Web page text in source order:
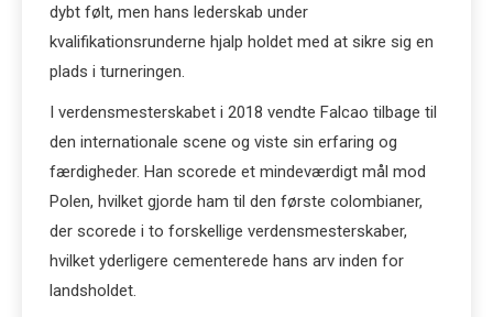
dybt følt, men hans lederskab under
kvalifikationsrunderne hjalp holdet med at sikre sig en
plads i turneringen.
I verdensmesterskabet i 2018 vendte Falcao tilbage til
den internationale scene og viste sin erfaring og
færdigheder. Han scorede et mindeværdigt mål mod
Polen, hvilket gjorde ham til den første colombianer,
der scorede i to forskellige verdensmesterskaber,
hvilket yderligere cementerede hans arv inden for
landsholdet.